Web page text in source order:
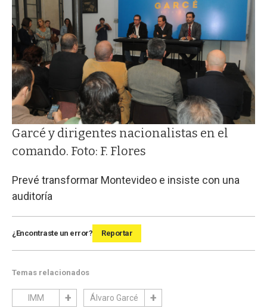
Garcé y dirigentes nacionalistas en el
comando. Foto: F. Flores
Prevé transformar Montevideo e insiste con una
auditoría
¿Encontraste un error? Reportar
Temas relacionados
IMM Álvaro Garcé